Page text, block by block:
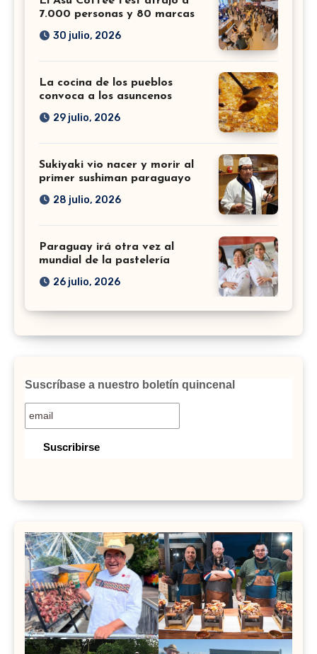
7.000 personas y 80 marcas
30 julio, 2026
La cocina de los pueblos
convoca a los asuncenos
29 julio, 2026
Sukiyaki vio nacer y morir al
primer sushiman paraguayo
28 julio, 2026
Paraguay irá otra vez al
mundial de la pastelería
26 julio, 2026
Suscríbase a nuestro boletín quincenal